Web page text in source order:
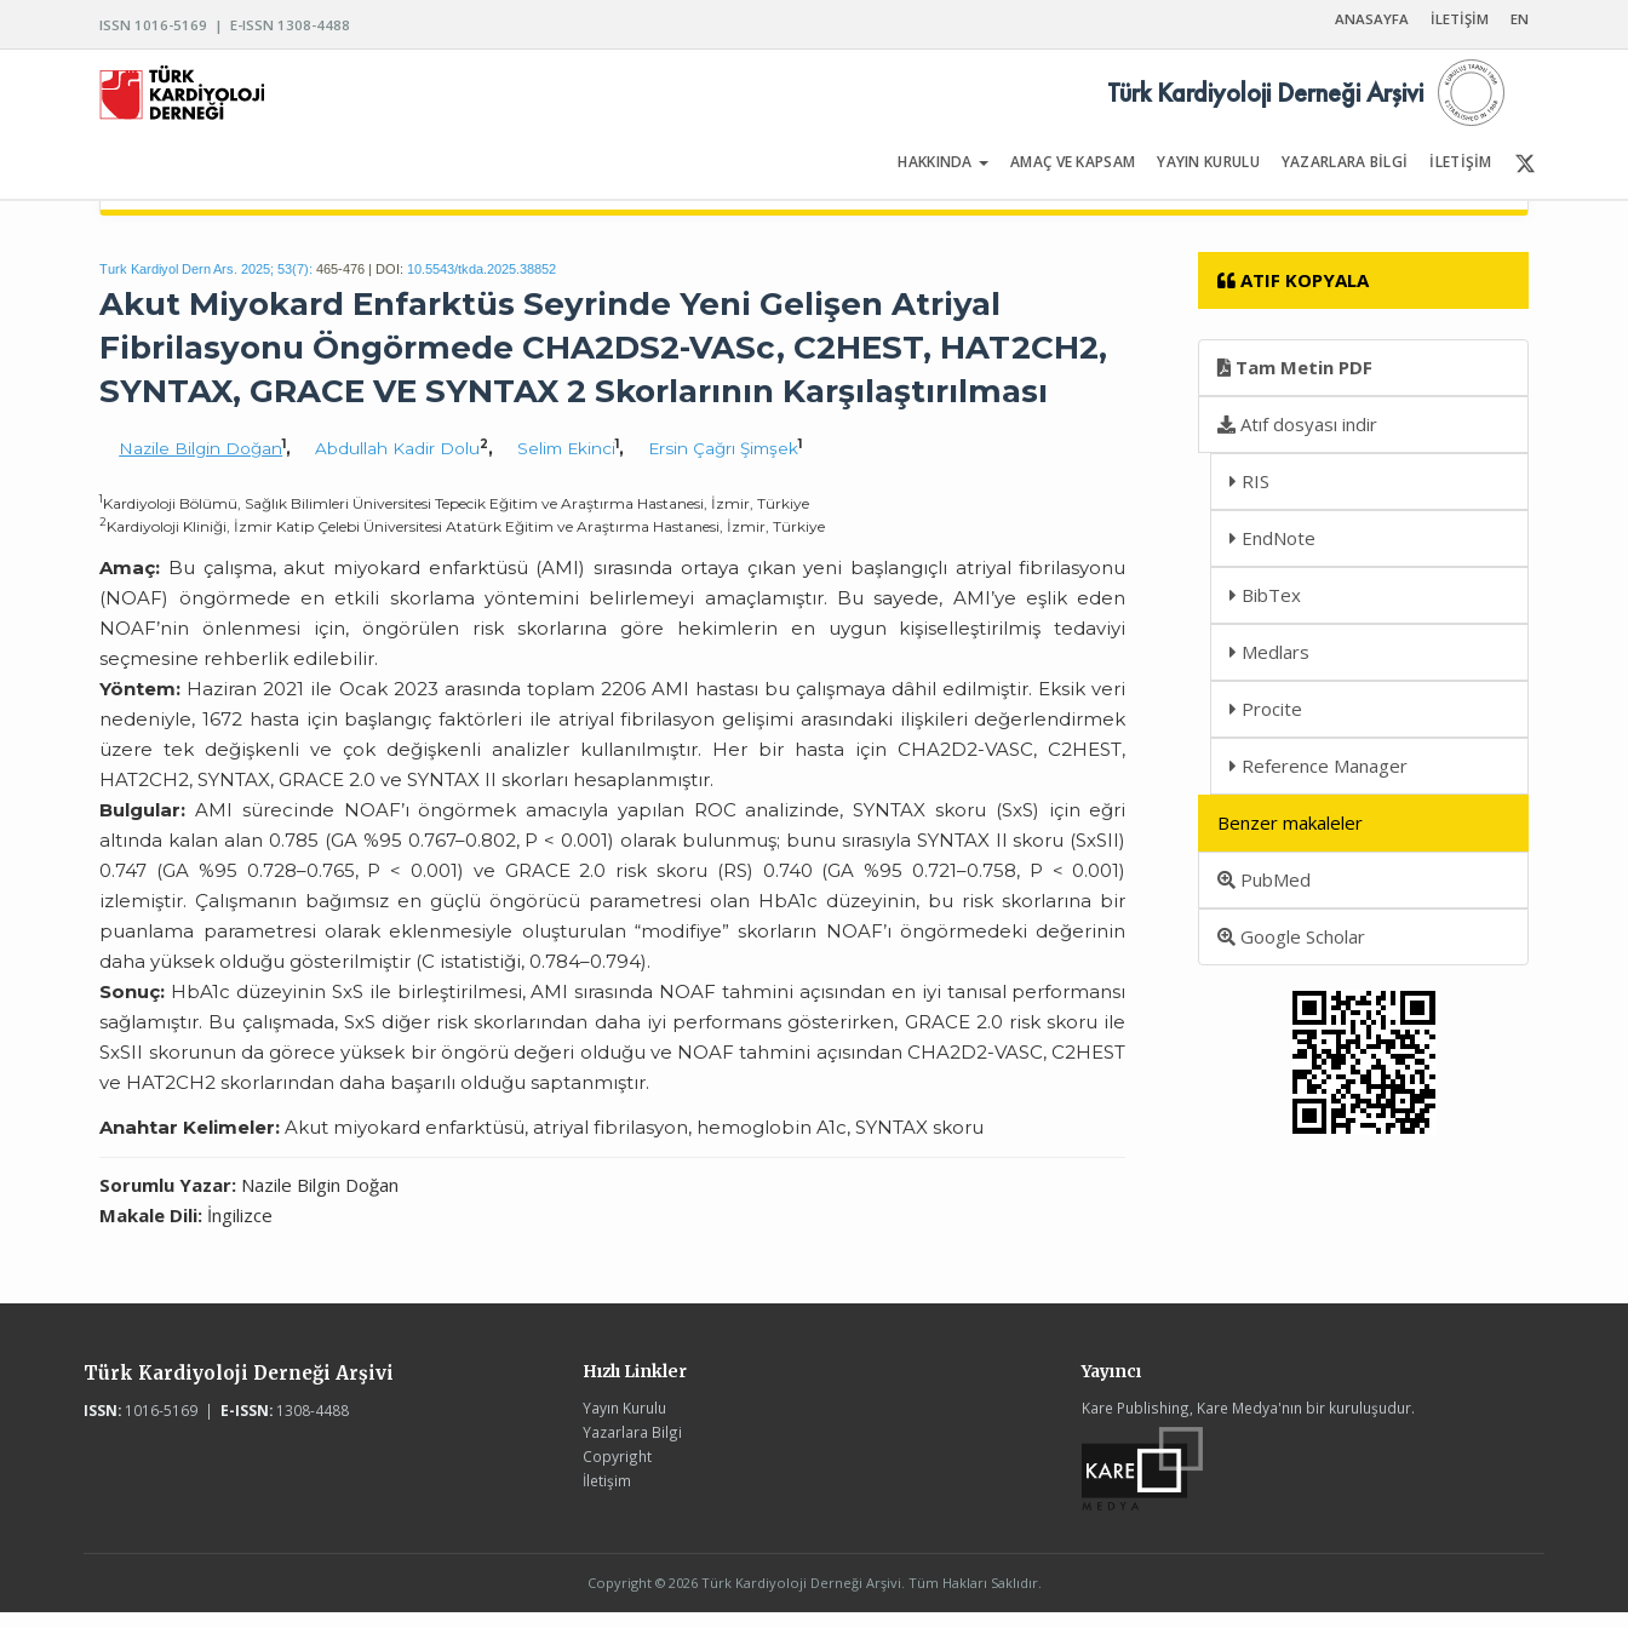
ISSN 1016-5169 | E-ISSN 1308-4488 ANASAYFA İLETİŞİM EN
HAKKINDA AMAÇ VE KAPSAM YAYIN KURULU YAZARLARA BİLGİ İLETİŞİM
Türk Kardiyoloji Derneği Arşivi
Turk Kardiyol Dern Ars. 2025; 53(7): 465-476 | DOI: 10.5543/tkda.2025.38852
Akut Miyokard Enfarktüs Seyrinde Yeni Gelişen Atriyal
Fibrilasyonu Öngörmede CHA2DS2-VASc, C2HEST, HAT2CH2,
SYNTAX, GRACE VE SYNTAX 2 Skorlarının Karşılaştırılması
Nazile Bilgin Doğan1, Abdullah Kadir Dolu2, Selim Ekinci1, Ersin Çağrı Şimşek1
1Kardiyoloji Bölümü, Sağlık Bilimleri Üniversitesi Tepecik Eğitim ve Araştırma Hastanesi, İzmir, Türkiye
2Kardiyoloji Kliniği, İzmir Katip Çelebi Üniversitesi Atatürk Eğitim ve Araştırma Hastanesi, İzmir, Türkiye
Amaç: Bu çalışma, akut miyokard enfarktüsü (AMI) sırasında ortaya çıkan yeni başlangıçlı atriyal fibrilasyonu
(NOAF) öngörmede en etkili skorlama yöntemini belirlemeyi amaçlamıştır. Bu sayede, AMI’ye eşlik eden
NOAF’nin önlenmesi için, öngörülen risk skorlarına göre hekimlerin en uygun kişiselleştirilmiş tedaviyi
seçmesine rehberlik edilebilir.
Yöntem: Haziran 2021 ile Ocak 2023 arasında toplam 2206 AMI hastası bu çalışmaya dâhil edilmiştir. Eksik veri
nedeniyle, 1672 hasta için başlangıç faktörleri ile atriyal fibrilasyon gelişimi arasındaki ilişkileri değerlendirmek
üzere tek değişkenli ve çok değişkenli analizler kullanılmıştır. Her bir hasta için CHA2D2-VASC, C2HEST,
HAT2CH2, SYNTAX, GRACE 2.0 ve SYNTAX II skorları hesaplanmıştır.
Bulgular: AMI sürecinde NOAF’ı öngörmek amacıyla yapılan ROC analizinde, SYNTAX skoru (SxS) için eğri
altında kalan alan 0.785 (GA %95 0.767–0.802, P < 0.001) olarak bulunmuş; bunu sırasıyla SYNTAX II skoru (SxSII)
0.747 (GA %95 0.728–0.765, P < 0.001) ve GRACE 2.0 risk skoru (RS) 0.740 (GA %95 0.721–0.758, P < 0.001)
izlemiştir. Çalışmanın bağımsız en güçlü öngörücü parametresi olan HbA1c düzeyinin, bu risk skorlarına bir
puanlama parametresi olarak eklenmesiyle oluşturulan “modifiye” skorların NOAF’ı öngörmedeki değerinin
daha yüksek olduğu gösterilmiştir (C istatistiği, 0.784–0.794).
Sonuç: HbA1c düzeyinin SxS ile birleştirilmesi, AMI sırasında NOAF tahmini açısından en iyi tanısal performansı
sağlamıştır. Bu çalışmada, SxS diğer risk skorlarından daha iyi performans gösterirken, GRACE 2.0 risk skoru ile
SxSII skorunun da görece yüksek bir öngörü değeri olduğu ve NOAF tahmini açısından CHA2D2-VASC, C2HEST
ve HAT2CH2 skorlarından daha başarılı olduğu saptanmıştır.
Anahtar Kelimeler: Akut miyokard enfarktüsü, atriyal fibrilasyon, hemoglobin A1c, SYNTAX skoru
Sorumlu Yazar: Nazile Bilgin Doğan
Makale Dili: İngilizce
ATIF KOPYALA
Tam Metin PDF
Atıf dosyası indir
RIS
EndNote
BibTex
Medlars
Procite
Reference Manager
Benzer makaleler
PubMed
Google Scholar
Türk Kardiyoloji Derneği Arşivi
ISSN:1016-5169 | E-ISSN:1308-4488
Hızlı Linkler
Yayın Kurulu
Yazarlara Bilgi
Copyright
İletişim
Yayıncı
Kare Publishing, Kare Medya'nın bir kuruluşudur.
Copyright © 2026 Türk Kardiyoloji Derneği Arşivi. Tüm Hakları Saklıdır.